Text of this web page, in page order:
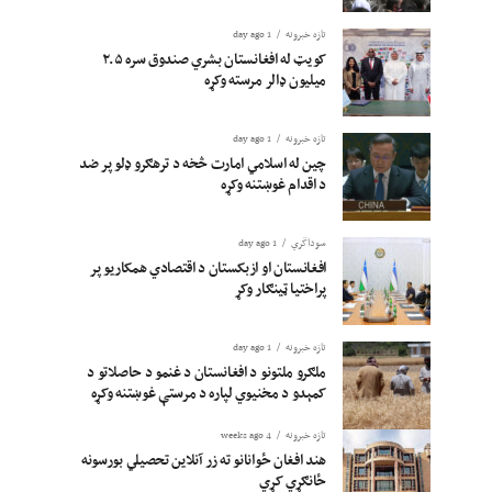
تازه خبرونه 1 day ago
کویټ له افغانستان بشري صندوق سره ۲.۵
میلیون ډالر مرسته وکړه
تازه خبرونه 1 day ago
چین له اسلامي امارت څخه د ترهګرو ډلو پر ضد
د اقدام غوښتنه وکړه
سوداگري 1 day ago
افغانستان او ازبکستان د اقتصادي همکاریو پر
پراختیا ټینګار وکړ
تازه خبرونه 1 day ago
ملګرو ملتونو د افغانستان د غنمو د حاصلاتو د
کمېدو د مخنیوي لپاره د مرستې غوښتنه وکړه
تازه خبرونه 4 weeks ago
هند افغان ځوانانو ته زر آنلاین تحصیلي بورسونه
ځانګړي کړي